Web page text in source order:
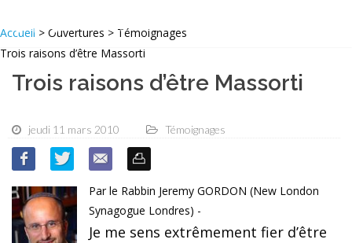
Accueil > Ouvertures > Témoignages
Trois raisons d’être Massorti
Trois raisons d’être Massorti
jeudi 11 mars 2010 Témoignages
Par le Rabbin Jeremy GORDON (New London
Synagogue Londres) -
Je me sens extrêmement fier d’être